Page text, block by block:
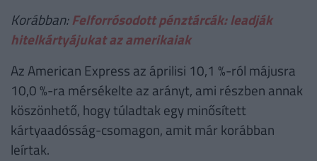
Korábban:Felforrósodott pénztárcák: leadják
hitelkártyájukat az amerikaiak
Az American Express az áprilisi 10,1 %-ról májusra
10,0 %-ra mérsékelte az arányt, ami részben annak
köszönhető, hogy túladtak egy minősített
kártyaadósság-csomagon, amit már korábban
leírtak.